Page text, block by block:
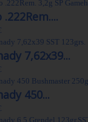
.222Rem....
7,62x39...
450...